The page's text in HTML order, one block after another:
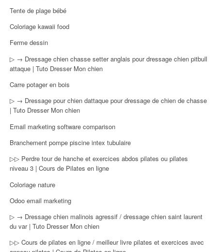
Tente de plage bébé
Coloriage kawaii food
Ferme dessin
▷ → Dressage chien chasse setter anglais pour dressage chien pitbull
attaque | Tuto Dresser Mon chien
Carre potager en bois
▷ → Dressage pour chien dattaque pour dressage de chien de chasse
| Tuto Dresser Mon chien
Email marketing software comparison
Branchement pompe piscine intex tubulaire
▷▷ Perdre tour de hanche et exercices abdos pilates ou pilates
niveau 3 | Cours de Pilates en ligne
Coloriage nature
Odoo email marketing
▷ → Dressage chien malinois agressif / dressage chien saint laurent
du var | Tuto Dresser Mon chien
▷▷ Cours de pilates en ligne / meilleur livre pilates et exercices avec